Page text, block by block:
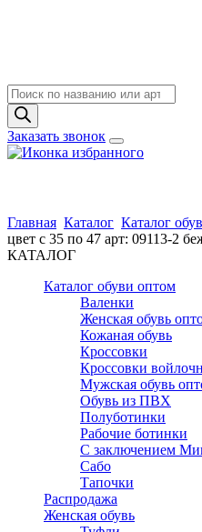
Поиск
товаров
Заказать звонок
Главная Каталог Каталог
цвет с 35 по 47 арт: 09113-2
КАТАЛОГ
Каталог обуви оптом
Валенки
Женская обувь
Кожаная обувь
Кроссовки
Кроссовки
Мужская обувь
Обувь из ПВХ
Полуботинки
Рабочие ботинки
С заключением
Сабо
Тапочки
Распродажа
Женская обувь